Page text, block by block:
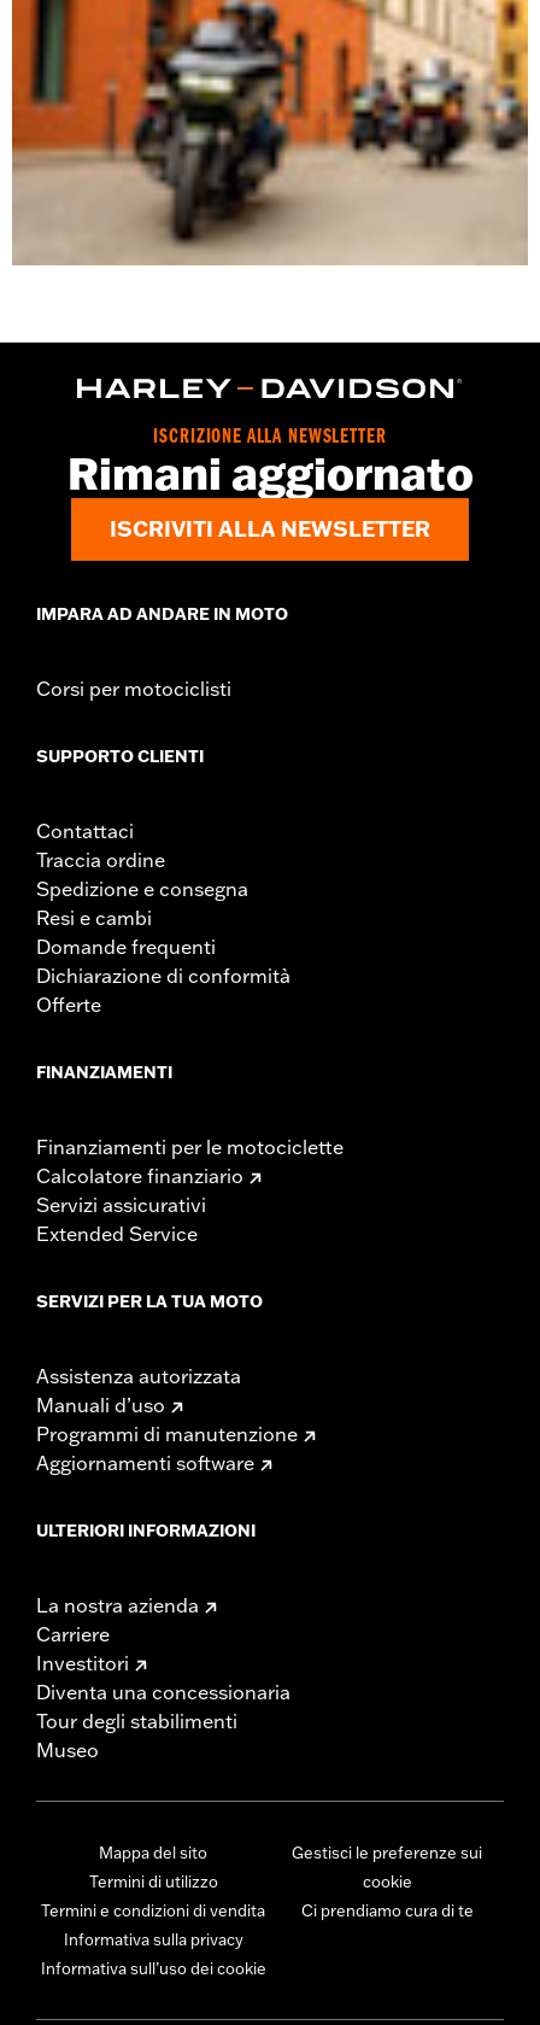
ISCRIZIONE ALLA NEWSLETTER
Rimani aggiornato
ISCRIVITI ALLA NEWSLETTER
IMPARA AD ANDARE IN MOTO
Corsi per motociclisti
SUPPORTO CLIENTI
Contattaci
Traccia ordine
Spedizione e consegna
Resi e cambi
Domande frequenti
Dichiarazione di conformità
Offerte
FINANZIAMENTI
Finanziamenti per le motociclette
Calcolatore finanziario
Servizi assicurativi
Extended Service
SERVIZI PER LA TUA MOTO
Assistenza autorizzata
Manuali d’uso
Programmi di manutenzione
Aggiornamenti software
ULTERIORI INFORMAZIONI
La nostra azienda
Carriere
Investitori
Diventa una concessionaria
Tour degli stabilimenti
Museo
Mappa del sito
Termini di utilizzo
Termini e condizioni di vendita
Informativa sulla privacy
Informativa sull’uso dei cookie
Gestisci le preferenze sui
cookie
Ci prendiamo cura di te